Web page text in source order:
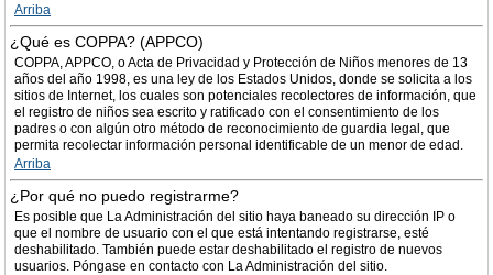
Arriba
¿Qué es COPPA? (APPCO)
COPPA, APPCO, o Acta de Privacidad y Protección de Niños menores de 13
años del año 1998, es una ley de los Estados Unidos, donde se solicita a los
sitios de Internet, los cuales son potenciales recolectores de información, que
el registro de niños sea escrito y ratificado con el consentimiento de los
padres o con algún otro método de reconocimiento de guardia legal, que
permita recolectar información personal identificable de un menor de edad.
Arriba
¿Por qué no puedo registrarme?
Es posible que La Administración del sitio haya baneado su dirección IP o
que el nombre de usuario con el que está intentando registrarse, esté
deshabilitado. También puede estar deshabilitado el registro de nuevos
usuarios. Póngase en contacto con La Administración del sitio.